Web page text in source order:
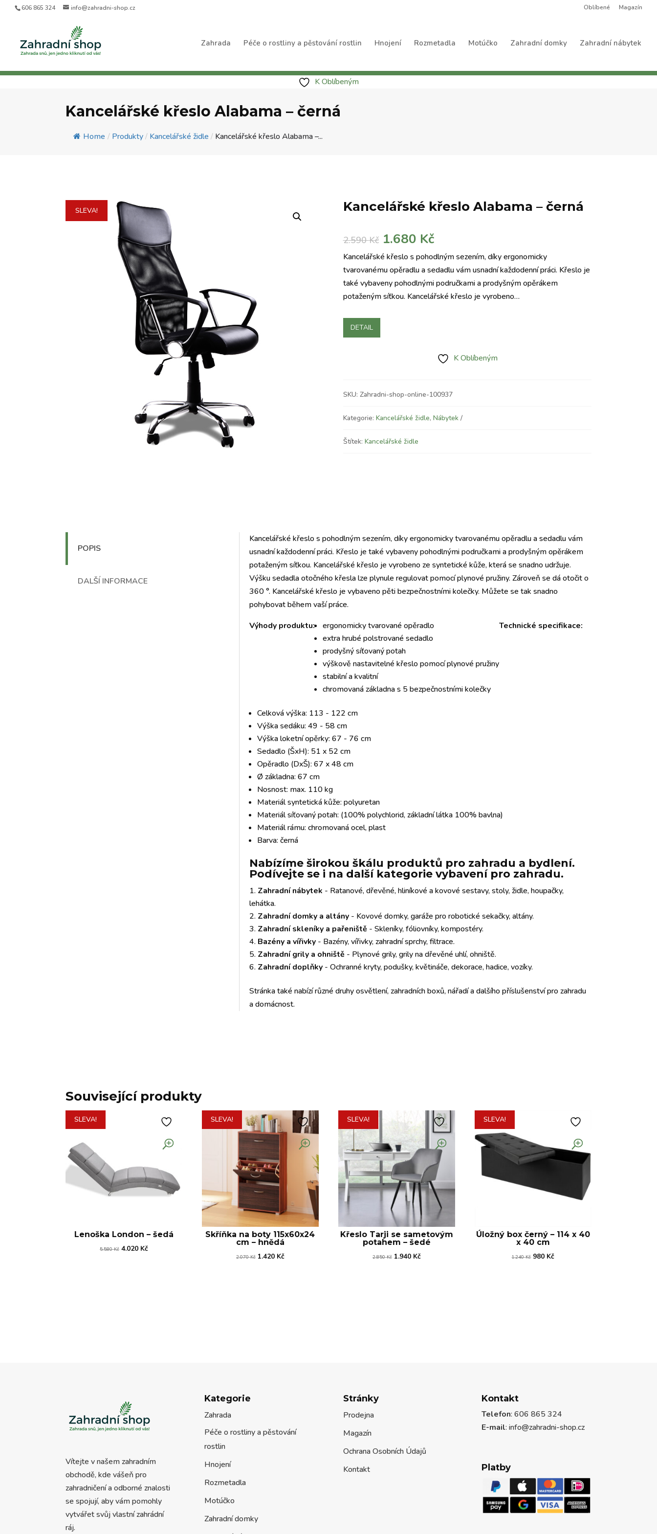
606 865 324 info@zahradni-shop.cz Oblíbené Magazín
Zahrada Péče o rostliny a pěstování rostlin Hnojení Rozmetadla Motúčko Zahradní domky Zahradní nábytek
K Oblíbeným
Kancelářské křeslo Alabama – černá
Home / Produkty / Kancelářské židle / Kancelářské křeslo Alabama –...
SLEVA! Kancelářské křeslo Alabama – černá
2.590Kč Původní
cena
byla:
2.590 Kč.
1.680 KčAktuální
cena
je:
1.680 Kč.
Kancelářské křeslo s pohodlným sezením, díky ergonomicky
tvarovanému opěradlu a sedadlu vám usnadní každodenní práci. Křeslo je
také vybaveny pohodlnými područkami a prodyšným opěrákem
potaženým síťkou. Kancelářské křeslo je vyrobeno…
DETAIL
K Oblíbeným
SKU: Zahradni-shop-online-100937
Kategorie: Kancelářské židle, Nábytek
Štítek: Kancelářské židle
POPIS
DALŠÍ INFORMACE
Kancelářské křeslo s pohodlným sezením, díky ergonomicky tvarovanému opěradlu a sedadlu vám
usnadní každodenní práci. Křeslo je také vybaveny pohodlnými područkami a prodyšným opěrákem
potaženým síťkou. Kancelářské křeslo je vyrobeno ze syntetické kůže, která se snadno udržuje.
Výšku sedadla otočného křesla lze plynule regulovat pomocí plynové pružiny. Zároveň se dá otočit o
360 °. Kancelářské křeslo je vybaveno pěti bezpečnostními kolečky. Můžete se tak snadno
pohybovat během vaší práce.
Výhody produktu:
ergonomicky tvarované opěradlo
extra hrubé polstrované sedadlo
prodyšný síťovaný potah
výškově nastavitelné křeslo pomocí plynové pružiny
stabilní a kvalitní
chromovaná základna s 5 bezpečnostními kolečky
Technické specifikace:
Celková výška: 113 - 122 cm
Výška sedáku: 49 - 58 cm
Výška loketní opěrky: 67 - 76 cm
Sedadlo (ŠxH): 51 x 52 cm
Opěradlo (DxŠ): 67 x 48 cm
Ø základna: 67 cm
Nosnost: max. 110 kg
Materiál syntetická kůže: polyuretan
Materiál síťovaný potah: (100% polychlorid, základní látka 100% bavlna)
Materiál rámu: chromovaná ocel, plast
Barva: černá
Nabízíme širokou škálu produktů pro zahradu a bydlení.
Podívejte se i na další kategorie vybavení pro zahradu.
Zahradní nábytek - Ratanové, dřevěné, hliníkové a kovové sestavy, stoly, židle, houpačky,
lehátka.
Zahradní domky a altány - Kovové domky, garáže pro robotické sekačky, altány.
Zahradní skleníky a pařeniště - Skleníky, fóliovníky, kompostéry.
Bazény a vířivky - Bazény, vířivky, zahradní sprchy, filtrace.
Zahradní grily a ohniště - Plynové grily, grily na dřevěné uhlí, ohniště.
Zahradní doplňky - Ochranné kryty, podušky, květináče, dekorace, hadice, vozíky.
Stránka také nabízí různé druhy osvětlení, zahradních boxů, nářadí a dalšího příslušenství pro zahradu
a domácnost.
Související produkty
SLEVA!
Lenoška London – šedá
5.580Kč Původní
4.020 KčAktuální
SLEVA!
Skříňka na boty 115x60x24
cm – hnědá
2.070Kč Původní
1.420 KčAktuální
SLEVA!
Křeslo Tarji se sametovým
potahem – šedé
2.850Kč Původní
1.940 KčAktuální
SLEVA!
Úložný box černý – 114 x 40
x 40 cm
1.240Kč Původní
980 KčAktuální
Vítejte v našem zahradním
obchodě, kde vášeň pro
zahradničení a odborné znalosti
se spojují, aby vám pomohly
vytvářet svůj vlastní zahrádní
ráj.
Kategorie
Zahrada
Péče o rostliny a pěstování
rostlin
Hnojení
Rozmetadla
Motúčko
Zahradní domky
Stránky
Prodejna
Magazín
Ochrana Osobních Údajů
Kontakt
Kontakt
Telefon: 606 865 324
E-mail: info@zahradni-shop.cz
Platby